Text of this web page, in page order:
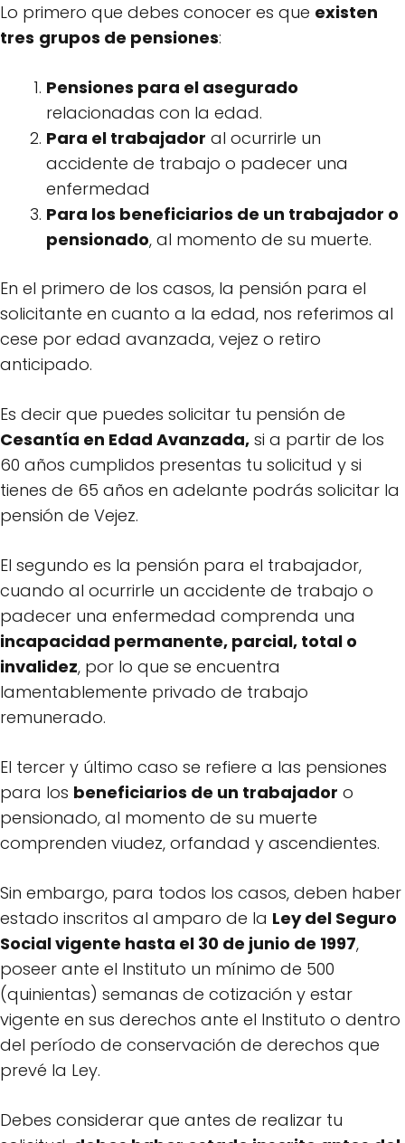
Lo primero que debes conocer es que existen
tres grupos de pensiones:
Pensiones para el asegurado
relacionadas con la edad.
Para el trabajador al ocurrirle un
accidente de trabajo o padecer una
enfermedad
Para los beneficiarios de un trabajador o
pensionado, al momento de su muerte.
En el primero de los casos, la pensión para el
solicitante en cuanto a la edad, nos referimos al
cese por edad avanzada, vejez o retiro
anticipado.
Es decir que puedes solicitar tu pensión de
Cesantía en Edad Avanzada, si a partir de los
60 años cumplidos presentas tu solicitud y si
tienes de 65 años en adelante podrás solicitar la
pensión de Vejez.
El segundo es la pensión para el trabajador,
cuando al ocurrirle un accidente de trabajo o
padecer una enfermedad comprenda una
incapacidad permanente, parcial, total o
invalidez, por lo que se encuentra
lamentablemente privado de trabajo
remunerado.
El tercer y último caso se refiere a las pensiones
para los beneficiarios de un trabajador o
pensionado, al momento de su muerte
comprenden viudez, orfandad y ascendientes.
Sin embargo, para todos los casos, deben haber
estado inscritos al amparo de la Ley del Seguro
Social vigente hasta el 30 de junio de 1997,
poseer ante el Instituto un mínimo de 500
(quinientas) semanas de cotización y estar
vigente en sus derechos ante el Instituto o dentro
del período de conservación de derechos que
prevé la Ley.
Debes considerar que antes de realizar tu